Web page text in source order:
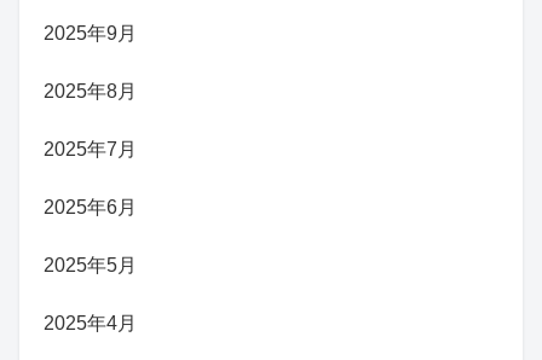
2025年9月
2025年8月
2025年7月
2025年6月
2025年5月
2025年4月